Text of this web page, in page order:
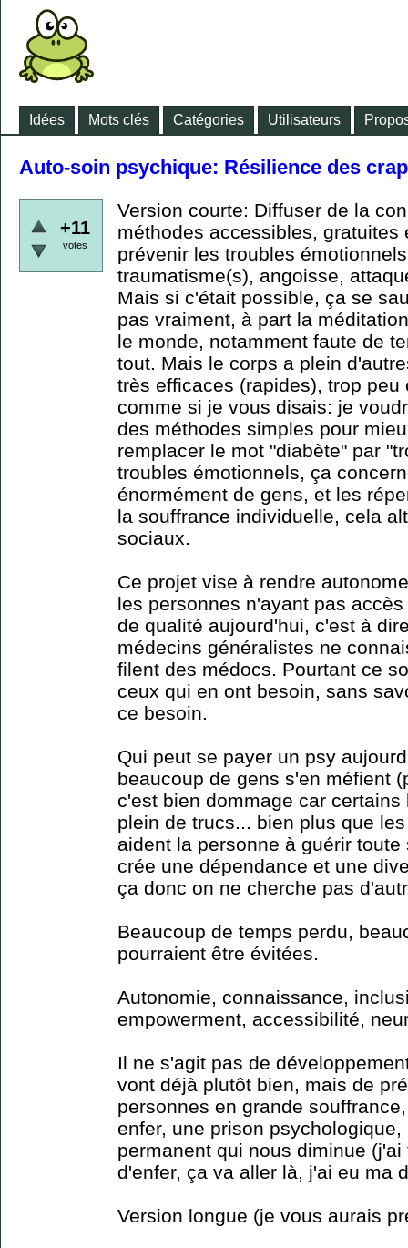
Idées Mots clés Catégories Utilisateurs
Auto-soin psychique: Résilience des
+11
votes
Version courte: Diffuser de la
méthodes accessibles, gratuites
prévenir les troubles
traumatisme(s), angoisse,
Mais si c'était possible, ça se
pas vraiment, à part la
le monde, notamment faute de
tout. Mais le corps a plein
très efficaces (rapides), trop peu
comme si je vous disais: je
des méthodes simples pour
remplacer le mot "diabète" par
troubles émotionnels, ça
énormément de gens, et les
la souffrance individuelle, cela
sociaux.
Ce projet vise à rendre
les personnes n'ayant pas
de qualité aujourd'hui, c'est à
médecins généralistes ne
filent des médocs. Pourtant ce
ceux qui en ont besoin, sans
ce besoin.
Qui peut se payer un psy
beaucoup de gens s'en méfient
c'est bien dommage car
plein de trucs... bien plus que
aident la personne à guérir
crée une dépendance et une
ça donc on ne cherche pas
Beaucoup de temps perdu,
pourraient être évitées.
Autonomie, connaissance,
empowerment, accessibilité,
Il ne s'agit pas de
vont déjà plutôt bien, mais de
personnes en grande
enfer, une prison
permanent qui nous diminue
d'enfer, ça va aller là, j'ai eu ma
Version longue (je vous aurais